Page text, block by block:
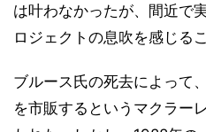
は叶わなかったが、間近で
ロジェクトの息吹を感じる
ブルース氏の死去によって
を市販するというマクラー